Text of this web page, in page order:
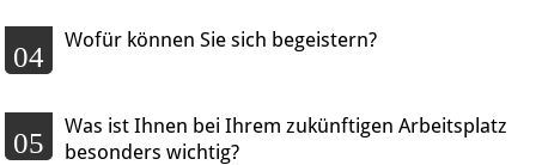
04
Wofür können Sie sich begeistern?
05
Was ist Ihnen bei Ihrem zukünftigen Arbeitsplatz
besonders wichtig?